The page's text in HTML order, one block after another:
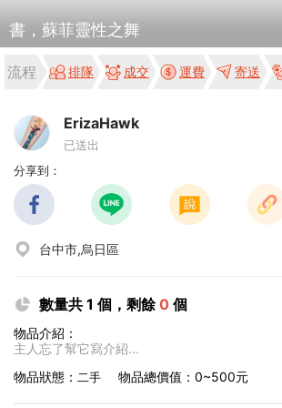
書，蘇菲靈性之舞
流程 排隊 成交 運費 寄送
ErizaHawk
已送出
分享到：
台中市,烏日區
數量共 1 個，剩餘0 個
物品介紹：
主人忘了幫它寫介紹...
物品狀態： 二手 物品總價值：0~500元